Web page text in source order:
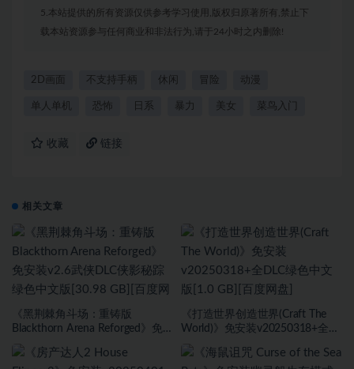
5.本站提供的所有资源仅供参考学习使用,版权归原著所有,禁止下
载本站资源参与任何商业和非法行为,请于24小时之内删除!
2D画面 不支持手柄 休闲 冒险 动漫
单人单机 恐怖 日系 暴力 美女 菜鸟入门
收藏 链接
相关文章
《黑荆棘角斗场：重铸版
Blackthorn Arena Reforged》免
文版[30.98 GB][百度网盘]
《打造世界创造世界(Craft The
World)》免安装v20250318+全
盘]